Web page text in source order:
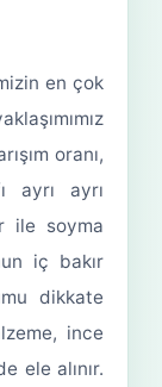
en çok
oranı,
ayrı ayrı
ile soyma
iç bakır
dikkate
ince
ele alınır.